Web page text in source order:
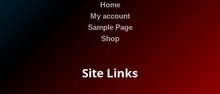
Home
My account
Sample Page
Shop
Site Links